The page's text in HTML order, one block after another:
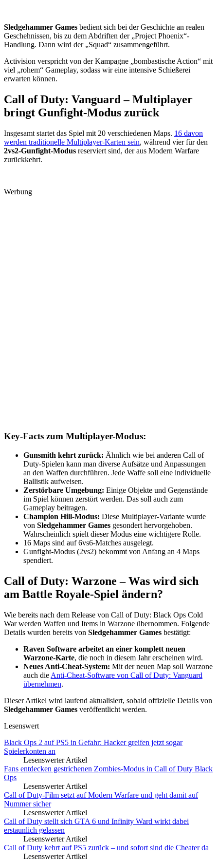
Sledgehammer Games bedient sich bei der Geschichte an realen
Geschehnissen, bis zu dem Abdriften der „Project Phoenix“-
Handlung. Dann wird der „Squad“ zusammengeführt.
Activision verspricht von der Kampagne „bombastische Action“ mit
viel „rohem“ Gameplay, sodass wir eine intensive Schießerei
erwarten können.
Call of Duty: Vanguard – Multiplayer
bringt Gunfight-Modus zurück
Insgesamt startet das Spiel mit 20 verschiedenen Maps. 16 davon
werden traditionelle Multiplayer-Karten sein, während vier für den
2vs2-Gunfight-Modus reserviert sind, der aus Modern Warfare
zurückkehrt.
Werbung
Key-Facts zum Multiplayer-Modus:
Gunsmith kehrt zurück: Ähnlich wie bei anderen Call of
Duty-Spielen kann man diverse Aufsätze und Anpassungen
an den Waffen durchführen. Jede Waffe soll eine individuelle
Ballistik aufweisen.
Zerstörbare Umgebung: Einige Objekte und Gegenstände
im Spiel können zerstört werden. Das soll auch zum
Gameplay beitragen.
Champion Hill-Modus: Diese Multiplayer-Variante wurde
von Sledgehammer Games gesondert hervorgehoben.
Wahrscheinlich spielt dieser Modus eine wichtigere Rolle.
16 Maps sind auf 6vs6-Matches ausgelegt.
Gunfight-Modus (2vs2) bekommt von Anfang an 4 Maps
spendiert.
Call of Duty: Warzone – Was wird sich
am Battle Royale-Spiel ändern?
Wie bereits nach dem Release von Call of Duty: Black Ops Cold
War werden Waffen und Items in Warzone übernommen. Folgende
Details wurden bereits von Sledgehammer Games bestätigt:
Raven Software arbeitet an einer komplett neuen
Warzone-Karte, die noch in diesem Jahr erscheinen wird.
Neues Anti-Cheat-System: Mit der neuen Map soll Warzone
auch die Anti-Cheat-Software von Call of Duty: Vanguard
übernehmen.
Dieser Artikel wird laufend aktualisiert, sobald offizielle Details von
Sledgehammer Games veröffentlicht werden.
Lesenswert
Black Ops 2 auf PS5 in Gefahr: Hacker greifen jetzt sogar
Spielerkonten an
Lesenswerter Artikel
Fans entdecken gestrichenen Zombies-Modus in Call of Duty Black
Ops
Lesenswerter Artikel
Call of Duty-Film setzt auf Modern Warfare und geht damit auf
Nummer sicher
Lesenswerter Artikel
Call of Duty stellt sich GTA 6 und Infinity Ward wirkt dabei
erstaunlich gelassen
Lesenswerter Artikel
Call of Duty kehrt auf PS5 zurück – und sofort sind die Cheater da
Lesenswerter Artikel